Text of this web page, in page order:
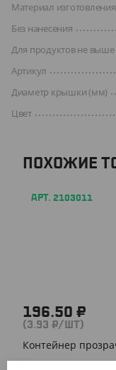
Материал изготовления
Без нанесения
Артикул
Диаметр крышки (мм)
Цвет
ПОХОЖИЕ
АРТ. 2103011
196.50 ₽
(3.93 ₽/ШТ)
Контейнер